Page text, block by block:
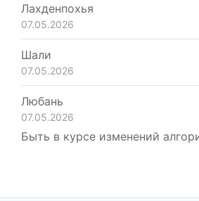
Лахденпохья
07.05.2026
Шали
07.05.2026
Любань
07.05.2026
Быть в курсе изменений